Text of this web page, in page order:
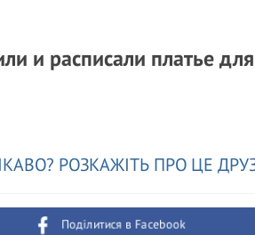
и расписали платье
РОЗКАЖІТЬ ПРО ЦЕ
Поділитися в Facebook